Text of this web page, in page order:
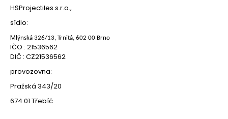
HSProjectiles s.r.o.,
sídlo:
Mlýnská 326/13, Trnitá, 602 00 Brno
IČO : 21536562
DIČ : CZ21536562
provozovna:
Pražská 343/20
674 01 Třebíč
o
p
o
t
ř
e
b
u